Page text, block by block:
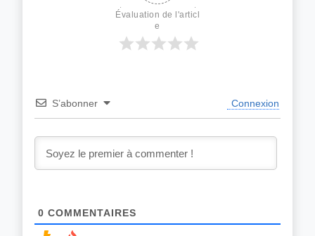
Évaluation de l'articl
e
S’abonner Connexion
0 COMMENTAIRES